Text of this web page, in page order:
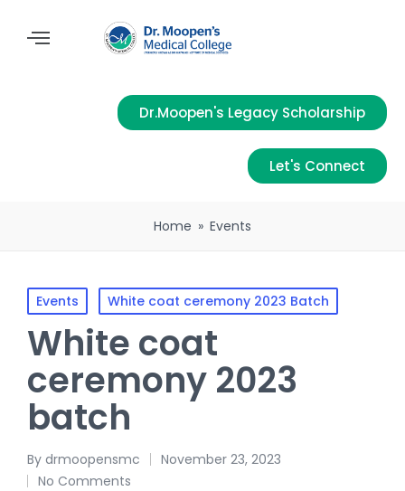
Dr.Moopen's Legacy Scholarship
Let's Connect
Home » Events
Events White coat ceremony 2023 Batch
White coat
ceremony 2023
batch
By drmoopensmc
November 23, 2023
No Comments